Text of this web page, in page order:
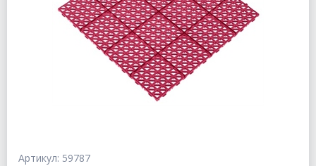
Артикул: 59787